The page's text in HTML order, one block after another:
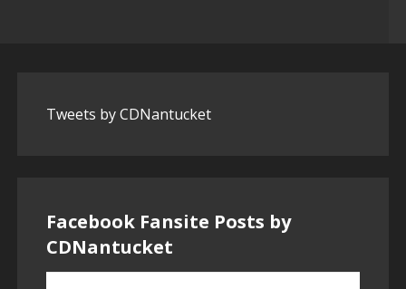
Tweets by CDNantucket
Facebook Fansite Posts by
‎CDNantucket